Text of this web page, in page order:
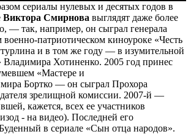
сериалы нулевых и десятых годов в
Виктора Смирнова выглядят даже более
— так, например, он сыграл генерала
патриотическом киноуроке «Честь
и в том же году — в изумительной
Хотиненко. 2005 год принес
«Мастере и
Бортко — он сыграл Прохора
зрелищной комиссии. 2007-й —
кажется, всех ее участников
- на видео). Последней его
в сериале «Сын отца народов».